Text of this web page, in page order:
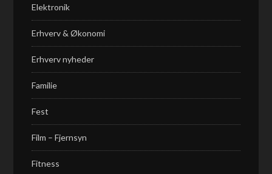
Elektronik
Erhverv & Økonomi
Erhverv nyheder
Familie
Fest
Film – Fjernsyn
Fitness